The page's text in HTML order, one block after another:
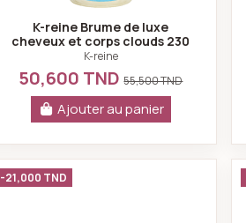
K-reine Brume de luxe
cheveux et corps clouds 230
ml
K-reine
50,600 TND55,500 TND
Ajouter au panier
-21,000 TND